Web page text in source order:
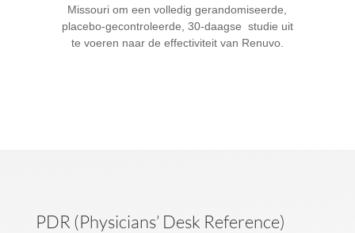
Missouri om een volledig gerandomiseerde,
placebo-gecontroleerde, 30-daagse studie uit
te voeren naar de effectiviteit van Renuvo.
PDR (Physicians’ Desk Reference)